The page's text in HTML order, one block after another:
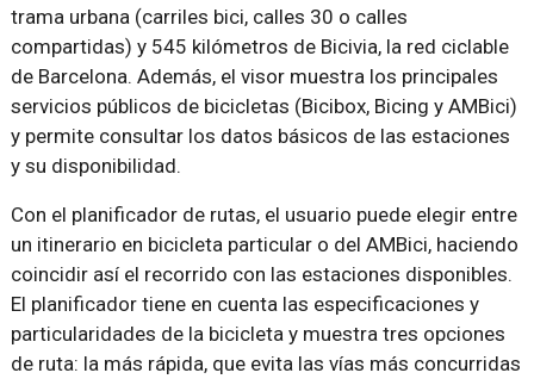
trama urbana (carriles bici, calles 30 o calles
compartidas) y 545 kilómetros de Bicivia, la red ciclable
de Barcelona. Además, el visor muestra los principales
servicios públicos de bicicletas (Bicibox, Bicing y AMBici)
y permite consultar los datos básicos de las estaciones
y su disponibilidad.
Con el planificador de rutas, el usuario puede elegir entre
un itinerario en bicicleta particular o del AMBici, haciendo
coincidir así el recorrido con las estaciones disponibles.
El planificador tiene en cuenta las especificaciones y
particularidades de la bicicleta y muestra tres opciones
de ruta: la más rápida, que evita las vías más concurridas